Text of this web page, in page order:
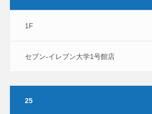
1F
セブン-イレブン大学1号館店
25